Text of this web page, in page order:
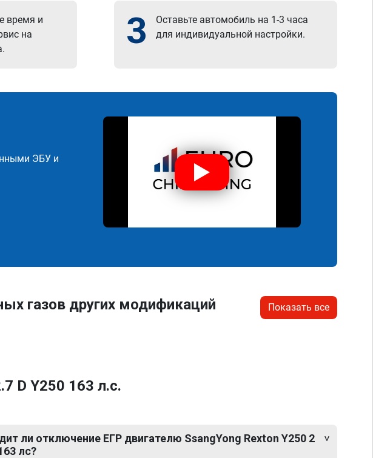
время и
на
3
Оставьте автомобиль на 1-3 часа
для индивидуальной настройки.
ЭБУ и
газов других модификаций
Показать все
D Y250 163 л.с.
ли отключение ЕГР двигателю SsangYong Rexton Y250 2
лс?